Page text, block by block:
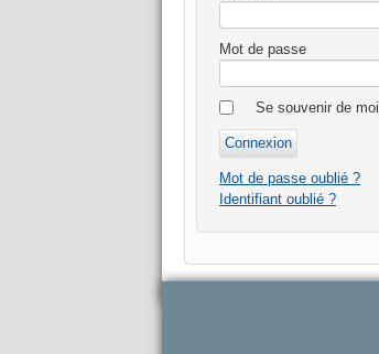
Mot de passe
Se souvenir de moi
Mot de passe oublié ?
Identifiant oublié ?